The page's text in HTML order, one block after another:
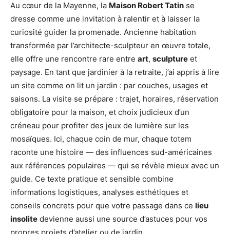
Au cœur de la Mayenne, la Maison Robert Tatin se
dresse comme une invitation à ralentir et à laisser la
curiosité guider la promenade. Ancienne habitation
transformée par l’architecte-sculpteur en œuvre totale,
elle offre une rencontre rare entre art, sculpture et
paysage. En tant que jardinier à la retraite, j’ai appris à lire
un site comme on lit un jardin : par couches, usages et
saisons. La visite se prépare : trajet, horaires, réservation
obligatoire pour la maison, et choix judicieux d’un
créneau pour profiter des jeux de lumière sur les
mosaïques. Ici, chaque coin de mur, chaque totem
raconte une histoire — des influences sud-américaines
aux références populaires — qui se révèle mieux avec un
guide. Ce texte pratique et sensible combine
informations logistiques, analyses esthétiques et
conseils concrets pour que votre passage dans ce lieu
insolite devienne aussi une source d’astuces pour vos